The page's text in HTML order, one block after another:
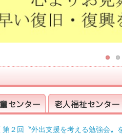
第２回〝外出支援を考える勉強会〟